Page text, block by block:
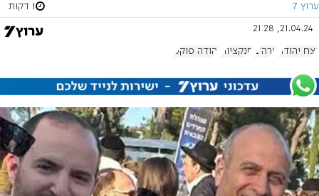
ערוץ 7 1 דקות
21.04.24, 21:28
נצח יהודה ארה"ב סנקציות יהודה פוקס